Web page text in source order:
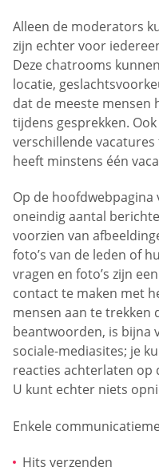
Alleen de moderators
zijn echter voor
Deze chatrooms
locatie,
dat de meeste mensen
tijdens gesprekken.
verschillende
heeft minstens één
Op de hoofdwebpagina
oneindig aantal
voorzien van
foto’s van de leden of
vragen en foto’s zijn
contact te maken met
mensen aan te trekken
beantwoorden, is bijna
sociale-mediasites; je
reacties achterlaten op
U kunt echter niets
Enkele
Hits verzenden